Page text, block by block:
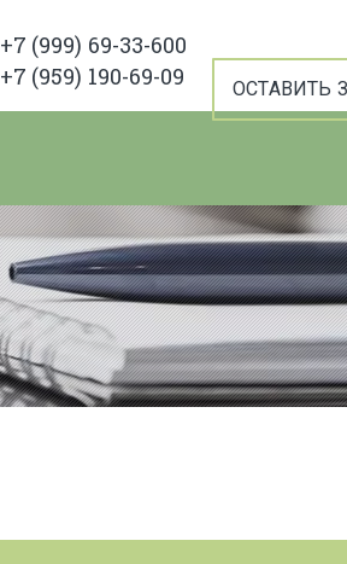
+7 (999) 69-33-600
+7 (959) 190-69-09
ОСТАВИТЬ